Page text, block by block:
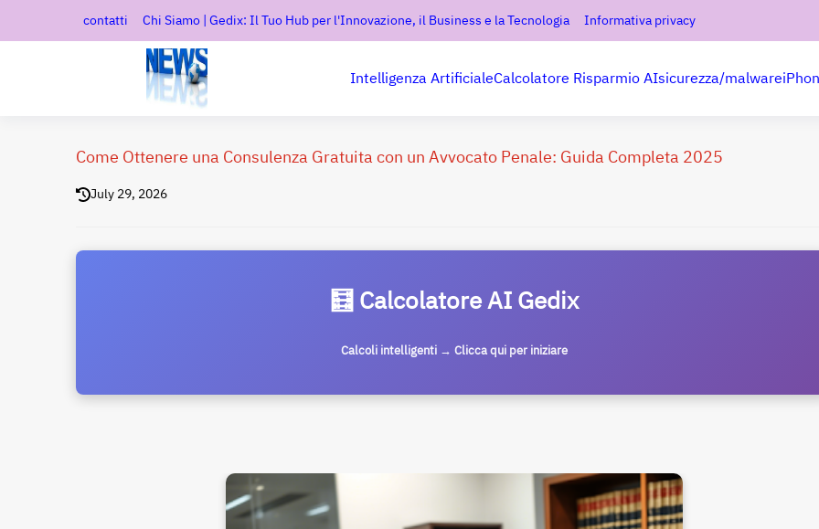
contatti Chi Siamo | Gedix: Il Tuo Hub per l'Innovazione, il Business e la Tecnologia Informativa privacy
Intelligenza ArtificialeCalcolatore Risparmio AIsicurezza/malware
Come Ottenere una Consulenza Gratuita con un Avvocato Penale: Guida Completa 2025
July 29, 2026
🧮 Calcolatore AI Gedix
Calcoli intelligenti → Clicca qui per iniziare